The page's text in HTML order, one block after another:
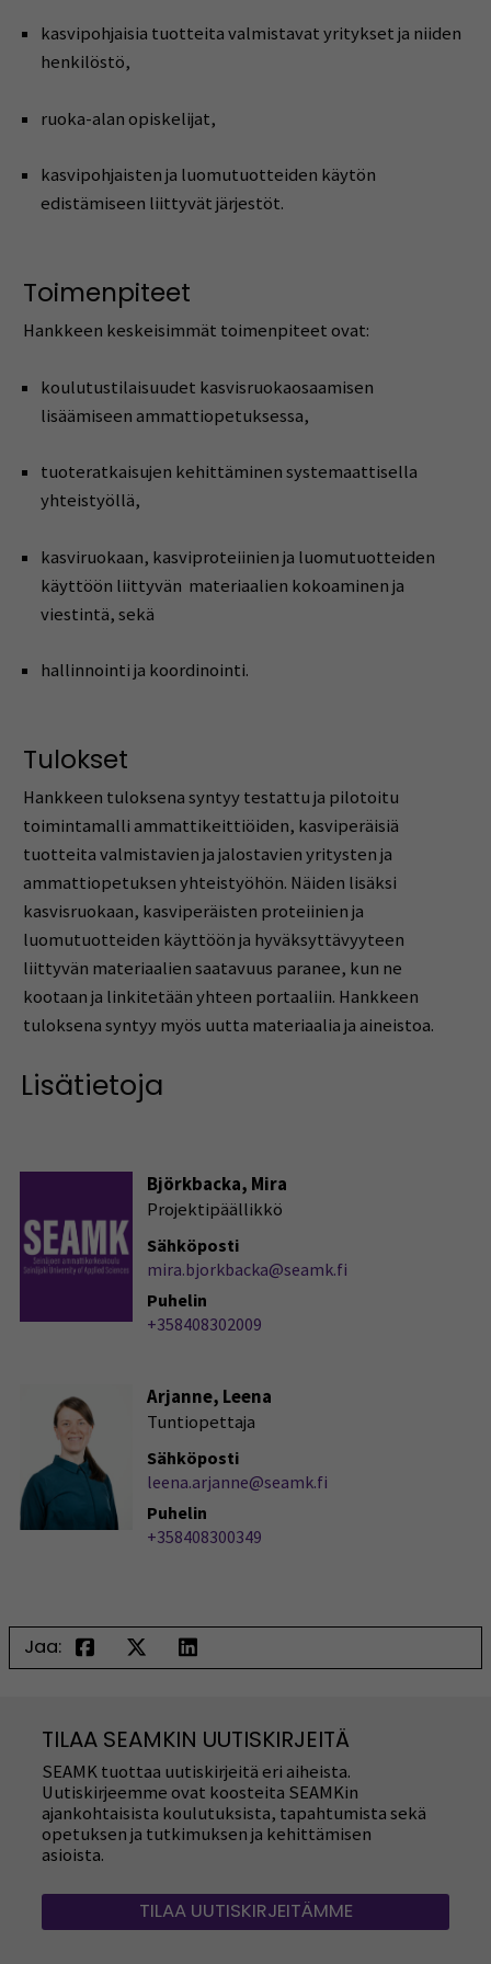
kasvipohjaisia tuotteita valmistavat yritykset ja niiden
henkilöstö,
ruoka-alan opiskelijat,
kasvipohjaisten ja luomutuotteiden käytön
edistämiseen liittyvät järjestöt.
Toimenpiteet
Hankkeen keskeisimmät toimenpiteet ovat:
koulutustilaisuudet kasvisruokaosaamisen
lisäämiseen ammattiopetuksessa,
tuoteratkaisujen kehittäminen systemaattisella
yhteistyöllä,
kasviruokaan, kasviproteiinien ja luomutuotteiden
käyttöön liittyvän materiaalien kokoaminen ja
viestintä, sekä
hallinnointi ja koordinointi.
Tulokset
Hankkeen tuloksena syntyy testattu ja pilotoitu
toimintamalli ammattikeittiöiden, kasviperäisiä
tuotteita valmistavien ja jalostavien yritysten ja
ammattiopetuksen yhteistyöhön. Näiden lisäksi
kasvisruokaan, kasviperäisten proteiinien ja
luomutuotteiden käyttöön ja hyväksyttävyyteen
liittyvän materiaalien saatavuus paranee, kun ne
kootaan ja linkitetään yhteen portaaliin. Hankkeen
tuloksena syntyy myös uutta materiaalia ja aineistoa.
Lisätietoja
Björkbacka, Mira
Projektipäällikkö
Sähköposti
mira.bjorkbacka@seamk.fi
Puhelin
+358408302009
Arjanne, Leena
Tuntiopettaja
Sähköposti
leena.arjanne@seamk.fi
Puhelin
+358408300349
Jaa:
TILAA SEAMKIN UUTISKIRJEITÄ
SEAMK tuottaa uutiskirjeitä eri aiheista.
Uutiskirjeemme ovat koosteita SEAMKin
ajankohtaisista koulutuksista, tapahtumista sekä
opetuksen ja tutkimuksen ja kehittämisen
asioista.
TILAA UUTISKIRJEITÄMME